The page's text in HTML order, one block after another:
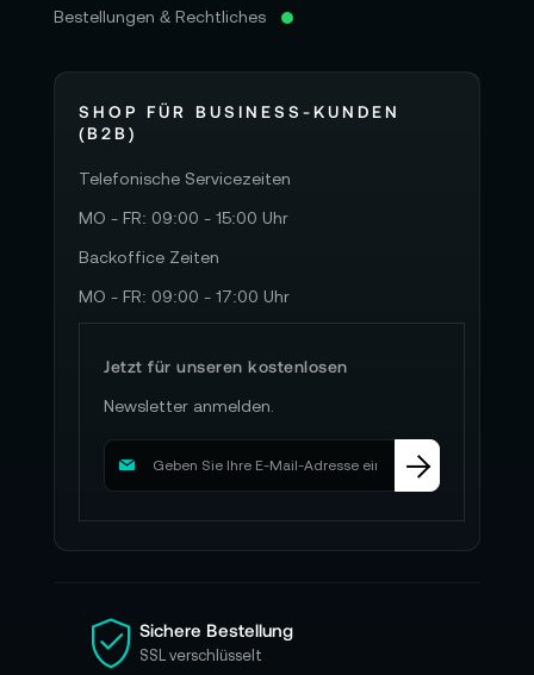
Bestellungen & Rechtliches
SHOP FÜR BUSINESS-KUNDEN
(B2B)
Telefonische Servicezeiten
MO - FR: 09:00 - 15:00 Uhr
Backoffice Zeiten
MO - FR: 09:00 - 17:00 Uhr
Jetzt für unseren kostenlosen
Newsletter anmelden.
M
d
i
e
s
Sichere Bestellung
SSL verschlüsselt